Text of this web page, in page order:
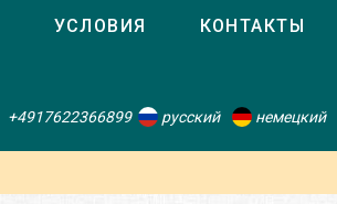
УСЛОВИЯ КОНТАКТЫ
+4917622366899 русский немецкий